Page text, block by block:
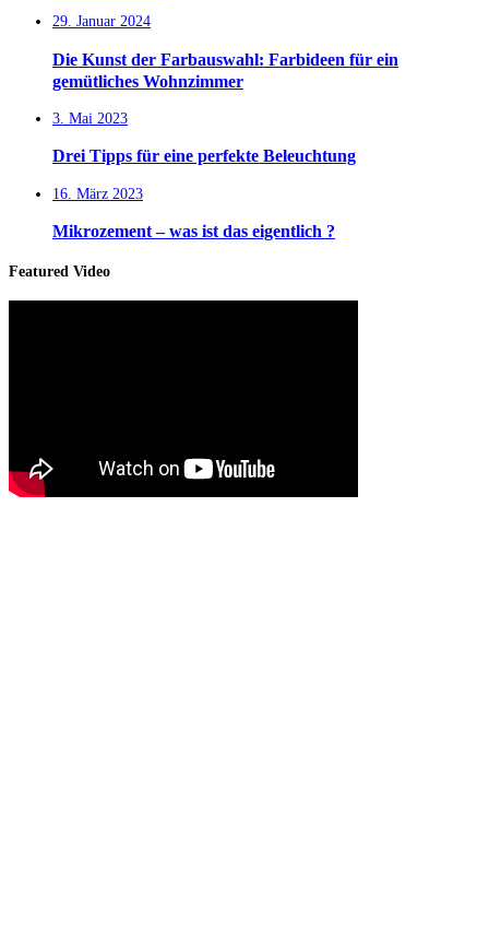
29. Januar 2024
Die Kunst der Farbauswahl: Farbideen für ein
gemütliches Wohnzimmer
3. Mai 2023
Drei Tipps für eine perfekte Beleuchtung
16. März 2023
Mikrozement – was ist das eigentlich ?
Featured Video